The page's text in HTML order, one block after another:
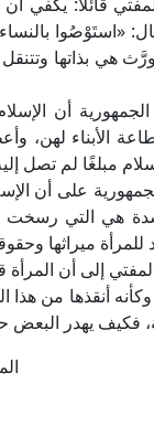
«استَوْصُوا بالنساء
هي بذاتها
أن
الأبناء لهن،
مبلغًا لم تصل
على أن
هي التي
ميراثها
إلى أن
وكأنه أنقذها من
فكيف يهدر البعض